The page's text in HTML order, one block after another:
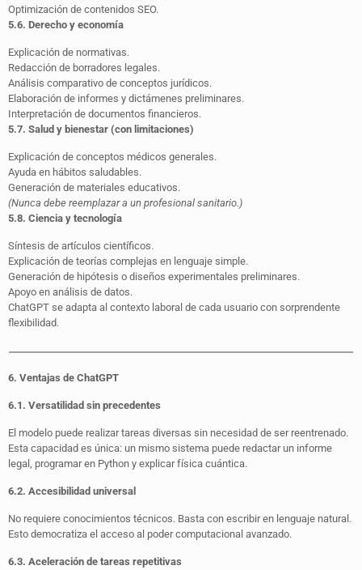
Optimización de contenidos SEO.
5.6. Derecho y economía
Explicación de normativas.
Redacción de borradores legales.
Análisis comparativo de conceptos jurídicos.
Elaboración de informes y dictámenes preliminares.
Interpretación de documentos financieros.
5.7. Salud y bienestar (con limitaciones)
Explicación de conceptos médicos generales.
Ayuda en hábitos saludables.
Generación de materiales educativos.
(Nunca debe reemplazar a un profesional sanitario.)
5.8. Ciencia y tecnología
Síntesis de artículos científicos.
Explicación de teorías complejas en lenguaje simple.
Generación de hipótesis o diseños experimentales preliminares.
Apoyo en análisis de datos.
ChatGPT se adapta al contexto laboral de cada usuario con sorprendente
flexibilidad.
6. Ventajas de ChatGPT
6.1. Versatilidad sin precedentes
El modelo puede realizar tareas diversas sin necesidad de ser reentrenado.
Esta capacidad es única: un mismo sistema puede redactar un informe
legal, programar en Python y explicar física cuántica.
6.2. Accesibilidad universal
No requiere conocimientos técnicos. Basta con escribir en lenguaje natural.
Esto democratiza el acceso al poder computacional avanzado.
6.3. Aceleración de tareas repetitivas